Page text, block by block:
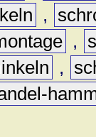
,
,
,